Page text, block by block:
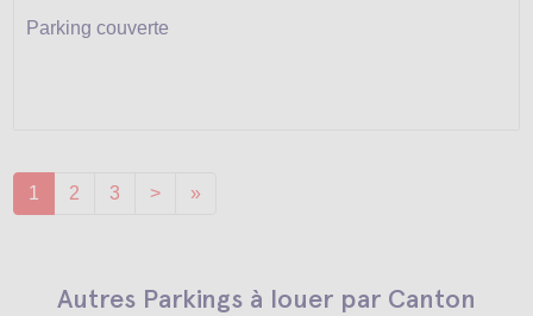
Parking couverte
1 2 3 > »
Autres Parkings à louer par Canton